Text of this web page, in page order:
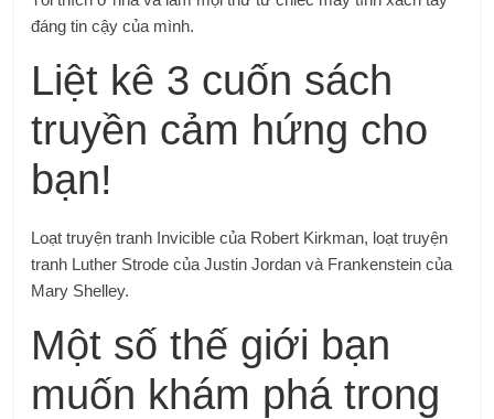
đáng tin cậy của mình.
Liệt kê 3 cuốn sách
truyền cảm hứng cho
bạn!
Loạt truyện tranh Invicible của Robert Kirkman, loạt truyện
tranh Luther Strode của Justin Jordan và Frankenstein của
Mary Shelley.
Một số thế giới bạn
muốn khám phá trong